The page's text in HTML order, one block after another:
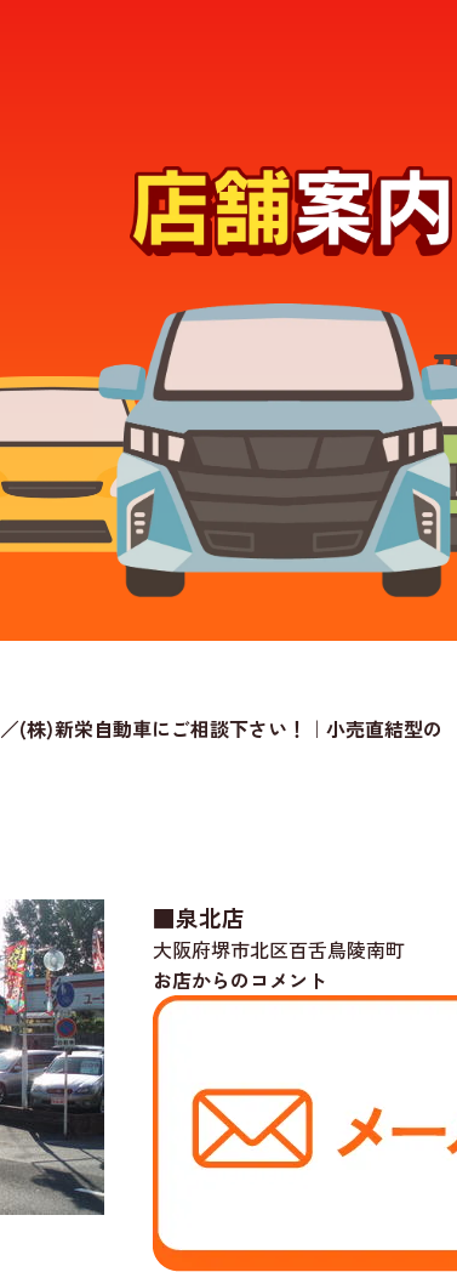
(株)新栄自動車にご相談下さい！｜小売直結型の
■泉北店
大阪府堺市北区百舌鳥陵南町
お店からのコメント